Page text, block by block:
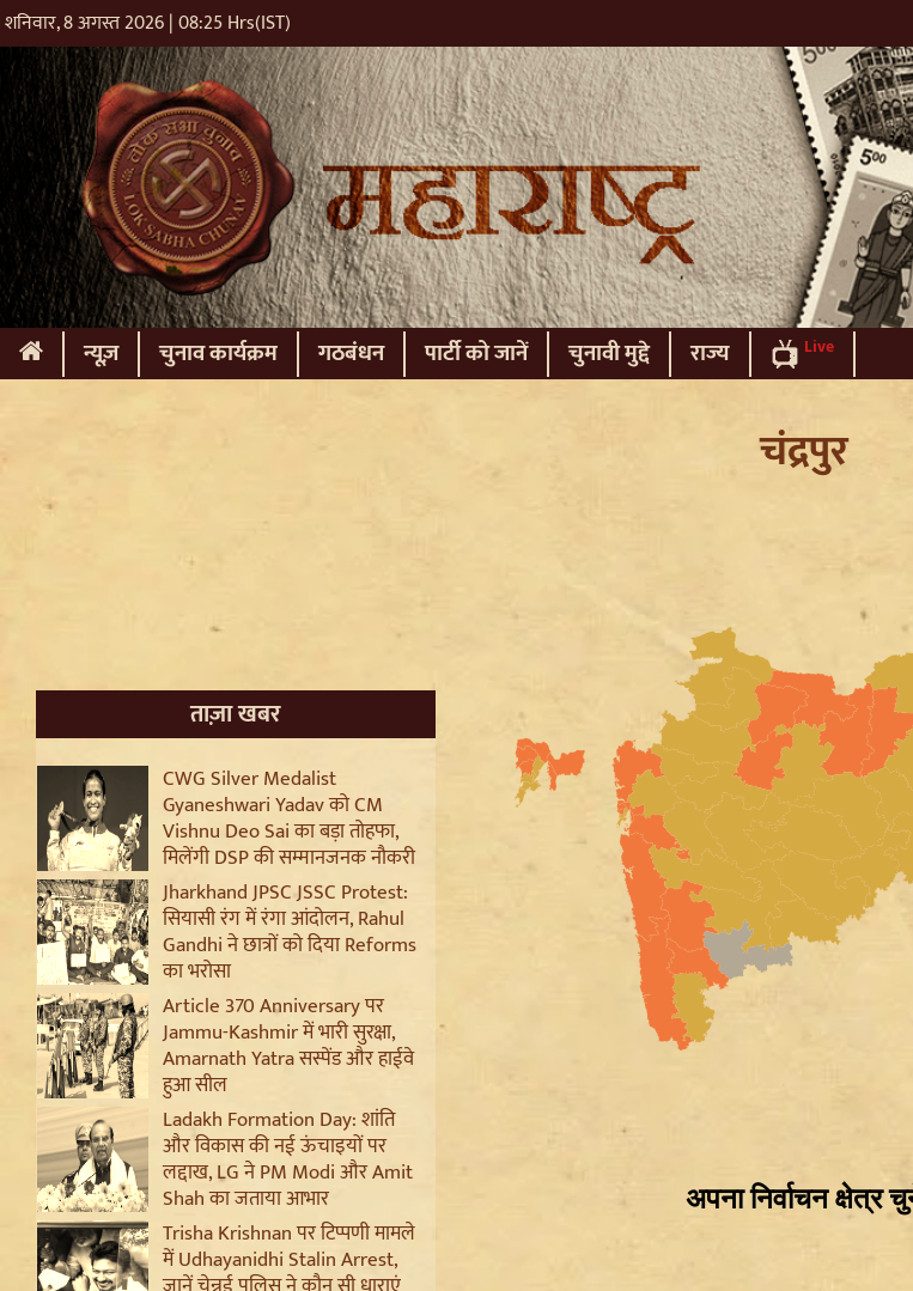
शनिवार, 8 अगस्त 2026 | 08:25 Hrs(IST)
(current)
न्यूज़ चुनाव कार्यक्रम गठबंधन पार्टी को जानें चुनावी मुद्दे राज्य Live
ताज़ा खबर
CWG Silver Medalist
Gyaneshwari Yadav को CM
Vishnu Deo Sai का बड़ा तोहफा,
मिलेंगी DSP की सम्मानजनक नौकरी
Jharkhand JPSC JSSC Protest:
सियासी रंग में रंगा आंदोलन, Rahul
Gandhi ने छात्रों को दिया Reforms
का भरोसा
Article 370 Anniversary पर
Jammu-Kashmir में भारी सुरक्षा,
Amarnath Yatra सस्पेंड और हाईवे
हुआ सील
Ladakh Formation Day: शांति
और विकास की नई ऊंचाइयों पर
लद्दाख, LG ने PM Modi और Amit
Shah का जताया आभार
Trisha Krishnan पर टिप्पणी मामले
में Udhayanidhi Stalin Arrest,
चंद्रपुर